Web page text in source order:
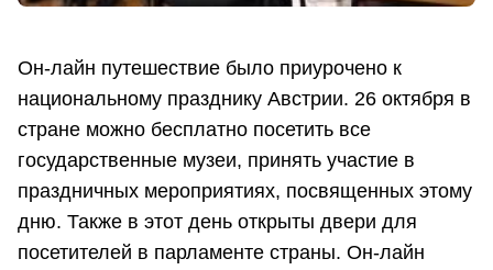
Он-лайн путешествие было приурочено к
национальному празднику Австрии. 26 октября в
стране можно бесплатно посетить все
государственные музеи, принять участие в
праздничных мероприятиях, посвященных этому
дню. Также в этот день открыты двери для
посетителей в парламенте страны. Он-лайн